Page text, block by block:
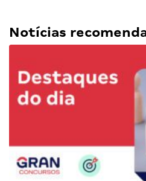
Notícias